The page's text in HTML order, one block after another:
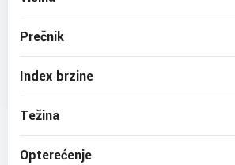
Prečnik
Index brzine
Težina
Opterećenje